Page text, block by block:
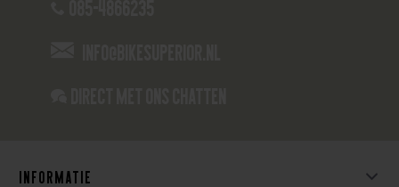
Informatie